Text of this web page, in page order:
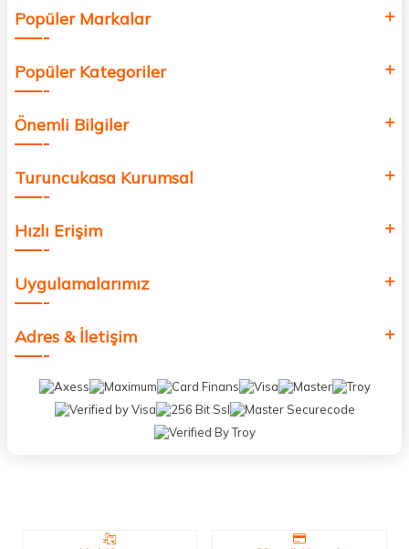
Popüler Markalar
Popüler Kategoriler
Önemli Bilgiler
Turuncukasa Kurumsal
Hızlı Erişim
Uygulamalarımız
Adres & İletişim